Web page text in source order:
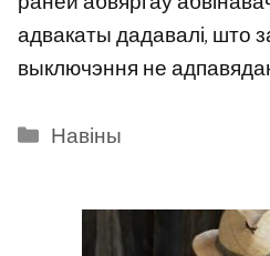
адвакаты дадавалі, што
выключэння не
Categories
Навіны